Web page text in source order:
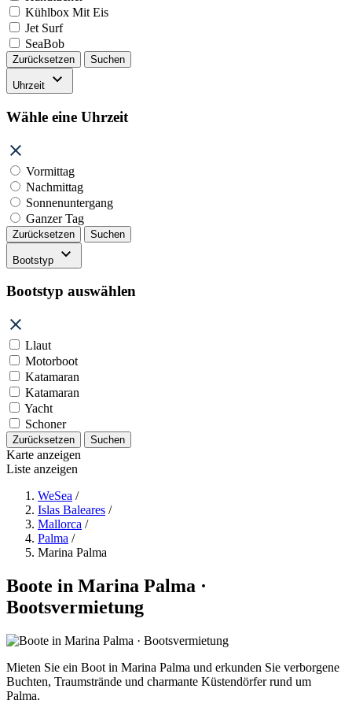
Kühlbox Mit Eis
Jet Surf
SeaBob
Zurücksetzen Suchen
Uhrzeit
Wähle eine Uhrzeit
Vormittag
Nachmittag
Sonnenuntergang
Ganzer Tag
Zurücksetzen Suchen
Bootstyp
Bootstyp auswählen
Llaut
Motorboot
Katamaran
Katamaran
Yacht
Schoner
Zurücksetzen Suchen
Karte anzeigen
Liste anzeigen
WeSea /
Islas Baleares /
Mallorca /
Palma /
Marina Palma
Boote in Marina Palma ·
Bootsvermietung
Mieten Sie ein Boot in Marina Palma und erkunden Sie verborgene
Buchten, Traumstrände und charmante Küstendörfer rund um
Palma.